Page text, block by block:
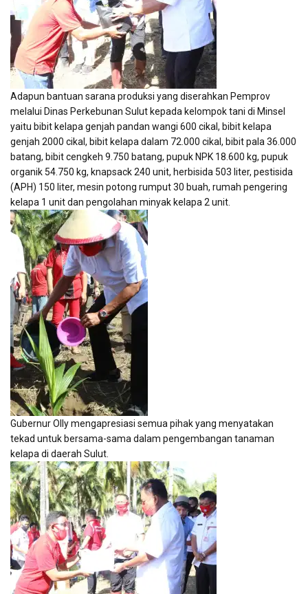
Adapun bantuan sarana produksi yang diserahkan Pemprov
melalui Dinas Perkebunan Sulut kepada kelompok tani di Minsel
yaitu bibit kelapa genjah pandan wangi 600 cikal, bibit kelapa
genjah 2000 cikal, bibit kelapa dalam 72.000 cikal, bibit pala 36.000
batang, bibit cengkeh 9.750 batang, pupuk NPK 18.600 kg, pupuk
organik 54.750 kg, knapsack 240 unit, herbisida 503 liter, pestisida
(APH) 150 liter, mesin potong rumput 30 buah, rumah pengering
kelapa 1 unit dan pengolahan minyak kelapa 2 unit.
Gubernur Olly mengapresiasi semua pihak yang menyatakan
tekad untuk bersama-sama dalam pengembangan tanaman
kelapa di daerah Sulut.